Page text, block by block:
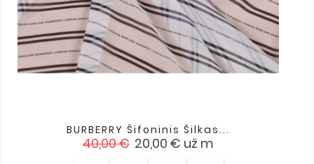
BURBERRY Šifoninis Šilkas...
Įprasta
40,00 € Kaina
20,00 € už m